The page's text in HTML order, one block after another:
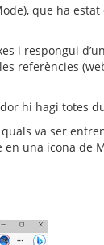
que ha
i respongui
referències
hi hagi totes
va ser
una icona de